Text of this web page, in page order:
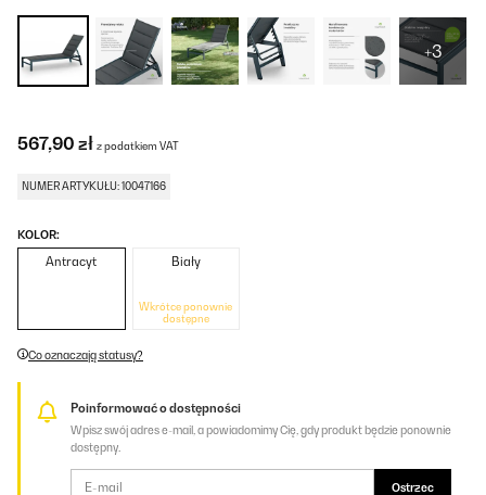
+3
567,90 zł z podatkiem VAT
NUMER ARTYKUŁU: 10047166
KOLOR:
Antracyt Biały
Wkrótce ponownie
dostępne
Co oznaczają statusy?
Poinformować o dostępności
Wpisz swój adres e-mail, a powiadomimy Cię, gdy produkt będzie ponownie
dostępny.
Ostrzec